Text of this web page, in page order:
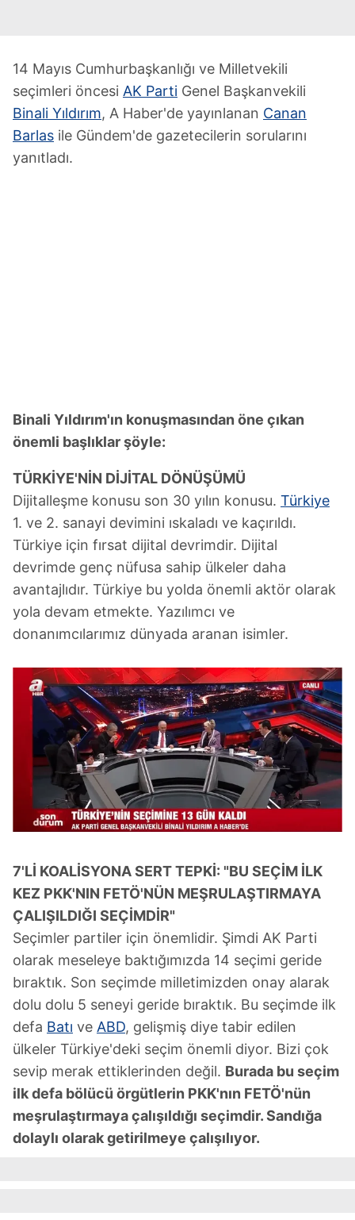
14 Mayıs Cumhurbaşkanlığı ve Milletvekili
seçimleri öncesi AK Parti Genel Başkanvekili
Binali Yıldırım, A Haber'de yayınlanan Canan
Barlas ile Gündem'de gazetecilerin sorularını
yanıtladı.
Binali Yıldırım'ın konuşmasından öne çıkan
önemli başlıklar şöyle:
TÜRKİYE'NİN DİJİTAL DÖNÜŞÜMÜ
Dijitalleşme konusu son 30 yılın konusu. Türkiye
1. ve 2. sanayi devimini ıskaladı ve kaçırıldı.
Türkiye için fırsat dijital devrimdir. Dijital
devrimde genç nüfusa sahip ülkeler daha
avantajlıdır. Türkiye bu yolda önemli aktör olarak
yola devam etmekte. Yazılımcı ve
donanımcılarımız dünyada aranan isimler.
7'Lİ KOALİSYONA SERT TEPKİ: "BU SEÇİM İLK
KEZ PKK'NIN FETÖ'NÜN MEŞRULAŞTIRMAYA
ÇALIŞILDIĞI SEÇİMDİR"
Seçimler partiler için önemlidir. Şimdi AK Parti
olarak meseleye baktığımızda 14 seçimi geride
bıraktık. Son seçimde milletimizden onay alarak
dolu dolu 5 seneyi geride bıraktık. Bu seçimde ilk
defa Batı ve ABD, gelişmiş diye tabir edilen
ülkeler Türkiye'deki seçim önemli diyor. Bizi çok
sevip merak ettiklerinden değil. Burada bu seçim
ilk defa bölücü örgütlerin PKK'nın FETÖ'nün
meşrulaştırmaya çalışıldığı seçimdir. Sandığa
dolaylı olarak getirilmeye çalışılıyor.